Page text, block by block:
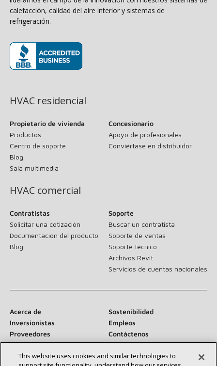
calefacción, calidad del aire interior y sistemas de
refrigeración.
HVAC residencial
Propietario de vivienda
Productos
Centro de soporte
Blog
Sala multimedia
Concesionario
Apoyo de profesionales
Conviértase en distribuidor
HVAC comercial
Contratistas
Solicitar una cotización
Documentación del producto
Blog
Soporte
Buscar un contratista
Soporte de ventas
Soporte técnico
Archivos Revit
Servicios de cuentas nacionales
Acerca de
Sostenibilidad
Inversionistas
Empleos
Proveedores
Contáctenos
Sala de prensa
This website uses cookies and similar technologies to